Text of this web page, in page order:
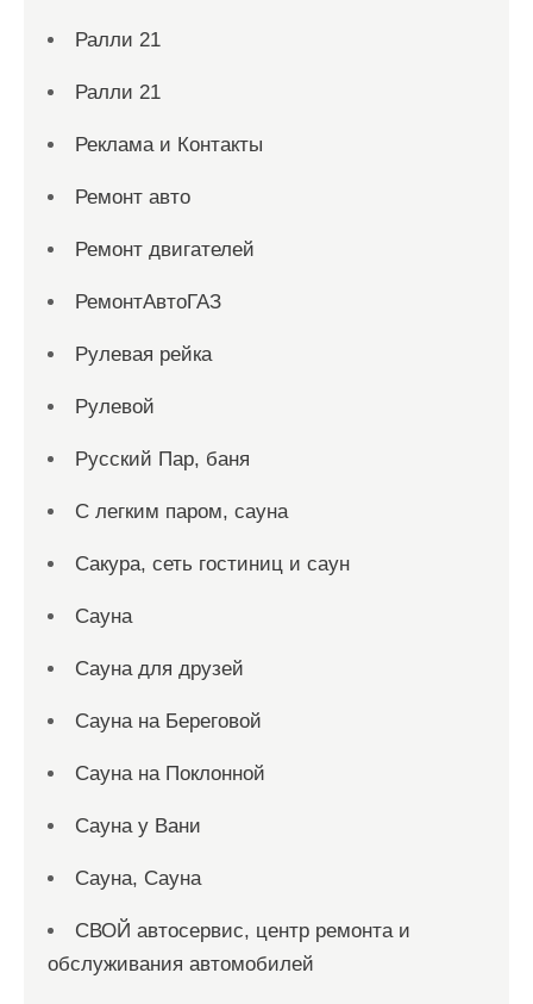
Ралли 21
Ралли 21
Реклама и Контакты
Ремонт авто
Ремонт двигателей
РемонтАвтоГАЗ
Рулевая рейка
Рулевой
Русский Пар, баня
С легким паром, сауна
Сакура, сеть гостиниц и саун
Сауна
Сауна для друзей
Сауна на Береговой
Сауна на Поклонной
Сауна у Вани
Сауна, Сауна
СВОЙ автосервис, центр ремонта и
обслуживания автомобилей